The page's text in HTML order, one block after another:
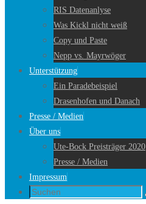
RIS Datenanlyse
Was Kickl nicht weiß
Copy und Paste
Nepp vs. Mayrwöger
Unterstützung
Ein Paradebeispiel
Drasenhofen und Danach
Presse / Medien
Über uns
Ute-Bock Preisträger 2020
Presse / Medien
Impressum
Suche